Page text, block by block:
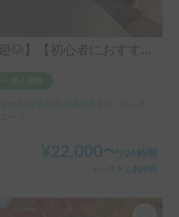
【わんちゃん大歓迎🐶】【初心者におすすめ🔰】トイファクトリーＧＴ改装／新車／試乗向き／移動時間節約／神奈川・東京・千葉配車ご相談ください／長期貸し出しご相談ください／配車ご相談ください/エナノキ７号車
浜公園徒歩2分 りんかい線東京テレポート徒歩8分
¥22,000〜 /24時間
＋システム利用料